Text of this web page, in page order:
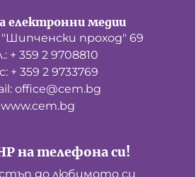
на телефона си!
до любимото си
електронни медии
"Шипченски проход" 69
+ 359 2 9708810
+ 359 2 9733769
office@cem.bg
www.cem.bg